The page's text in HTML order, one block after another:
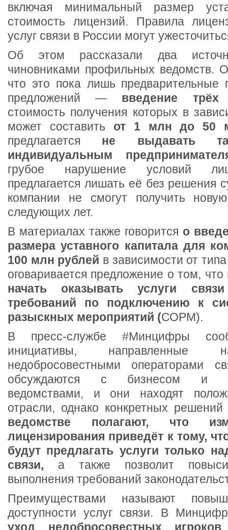
включая минимальный размер
стоимость лицензий. Правила
услуг связи в России могут
Об этом рассказали два
чиновниками профильных ведомств.
что это пока лишь предварительные
предложений — введение
стоимость получения которых в
может составить от 1 млн до 50
предлагается не выдавать
индивидуальным
грубое нарушение условий
предлагается лишать её без решения
компании не смогут получить
следующих лет.
В материалах также говорится о
размера уставного капитала для
100 млн рублей в зависимости от
оговаривается предложение о том, что
начать оказывать услуги
требований по подключению к
разыскных мероприятий (СОРМ).
В пресс-службе #Минцифры
инициативы,
недобросовестными операторами
обсуждаются с бизнесом и
ведомствами, и они находят
отрасли, однако конкретных
ведомстве полагают, что
лицензирования приведёт к тому,
будут предлагать услуги только
связи, а также позволит
выполнения требований
Преимуществами называют
доступности услуг связи. В
уход недобросовестных